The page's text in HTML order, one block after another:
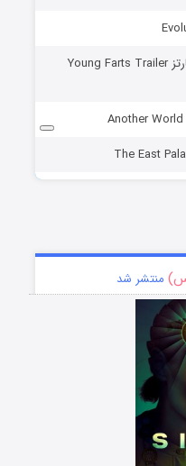
دانلود مستند قطعات تریلر یانگ فارتز Young Farts Trailer
منتشر شد